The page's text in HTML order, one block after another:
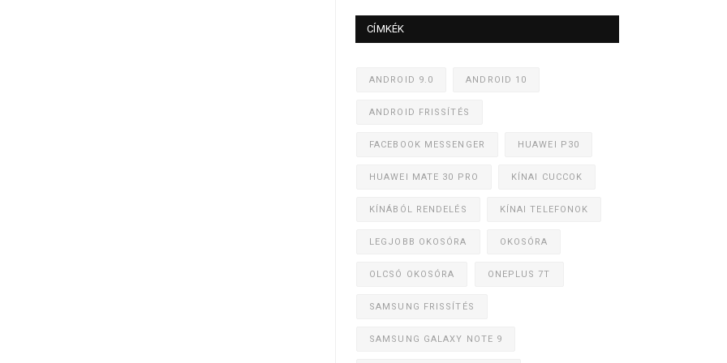
CÍMKÉK
ANDROID 9.0 ANDROID 10
ANDROID FRISSÍTÉS
FACEBOOK MESSENGER HUAWEI P30
HUAWEI MATE 30 PRO KÍNAI CUCCOK
KÍNÁBÓL RENDELÉS KÍNAI TELEFONOK
LEGJOBB OKOSÓRA OKOSÓRA
OLCSÓ OKOSÓRA ONEPLUS 7T
SAMSUNG FRISSÍTÉS
SAMSUNG GALAXY NOTE 9